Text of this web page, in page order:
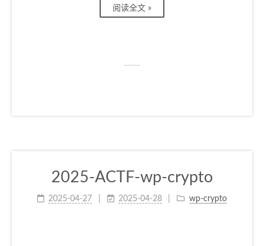
阅读全文 »
2025-ACTF-wp-crypto
2025-04-27 2025-04-28 wp-crypto